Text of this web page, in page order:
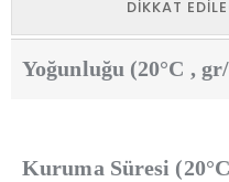
DIKKAT
Yoğunluğu (20°C ,
Kuruma Süresi